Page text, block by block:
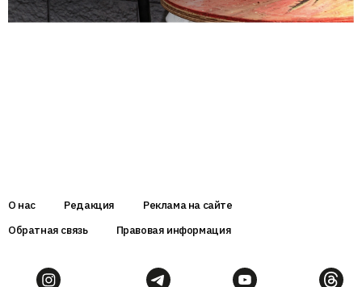
О нас Редакция
Реклама на сайте
Обратная связь
Правовая информация